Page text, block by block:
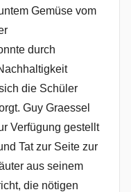
i
d
i
n
g
Gemüse vom
durch
die Schüler
Guy Graessel
Verfügung gestellt
Tat zur Seite zur
aus seinem
die nötigen